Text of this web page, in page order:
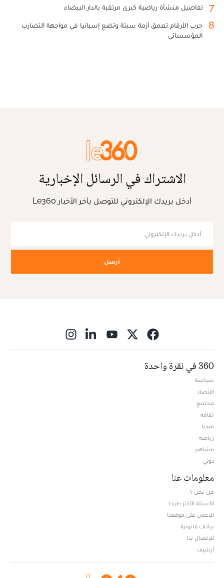
7 تفاصيل منشأة رياضية كبرى مرتقبة بالدار البيضاء
8
حرب الأرقام تعمق أزمة سبتة وتضع إسبانيا في مواجهة التضارب
المؤسساتي
الاشتراك في الرسائل الإخبارية
أدخل بريدك الإلكتروني للتوصل بآخر الأخبار Le360
أرسل
360 في نقرة واحدة
سياسة
اقتصاد
مجتمع
ثقافة
ميديا
رياضة
مشاهير
دولي
معلومات عنا
من نحن ؟
الأسئلة الأكثر طرحا
للإعلان على موقعنا
بيانات قانونية
للإتصال بنا
أرشيف